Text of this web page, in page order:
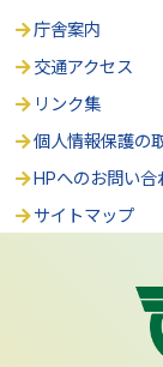
庁舎案内
交通アクセス
リンク集
個人情報保護の
HPへのお問い合
サイトマップ